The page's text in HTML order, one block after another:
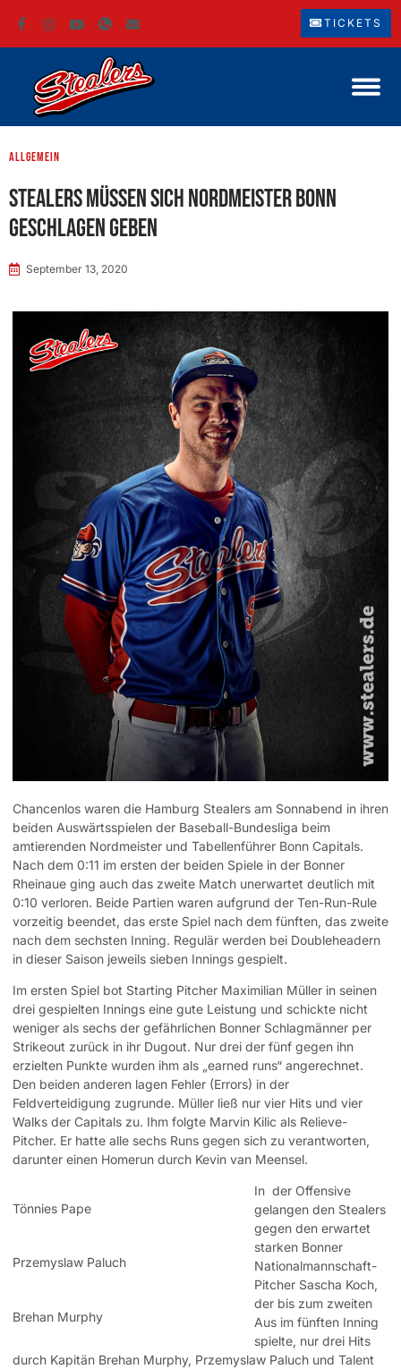
TICKETS
Allgemein
Stealers müssen sich Nordmeister Bonn
geschlagen geben
September 13, 2020
Chancenlos waren die Hamburg Stealers am Sonnabend in ihren
beiden Auswärtsspielen der Baseball-Bundesliga beim
amtierenden Nordmeister und Tabellenführer Bonn Capitals.
Nach dem 0:11 im ersten der beiden Spiele in der Bonner
Rheinaue ging auch das zweite Match unerwartet deutlich mit
0:10 verloren. Beide Partien waren aufgrund der Ten-Run-Rule
vorzeitig beendet, das erste Spiel nach dem fünften, das zweite
nach dem sechsten Inning. Regulär werden bei Doubleheadern
in dieser Saison jeweils sieben Innings gespielt.
Im ersten Spiel bot Starting Pitcher Maximilian Müller in seinen
drei gespielten Innings eine gute Leistung und schickte nicht
weniger als sechs der gefährlichen Bonner Schlagmänner per
Strikeout zurück in ihr Dugout. Nur drei der fünf gegen ihn
erzielten Punkte wurden ihm als „earned runs“ angerechnet.
Den beiden anderen lagen Fehler (Errors) in der
Feldverteidigung zugrunde. Müller ließ nur vier Hits und vier
Walks der Capitals zu. Ihm folgte Marvin Kilic als Relieve-
Pitcher. Er hatte alle sechs Runs gegen sich zu verantworten,
darunter einen Homerun durch Kevin van Meensel.
Tönnies Pape
Przemyslaw Paluch
Brehan Murphy
In der Offensive
gelangen den Stealers
gegen den erwartet
starken Bonner
Nationalmannschaft-
Pitcher Sascha Koch,
der bis zum zweiten
Aus im fünften Inning
spielte, nur drei Hits
durch Kapitän Brehan Murphy, Przemyslaw Paluch und Talent